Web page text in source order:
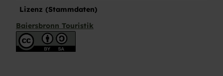
Lizenz (Stammdaten)
Baiersbronn Touristik